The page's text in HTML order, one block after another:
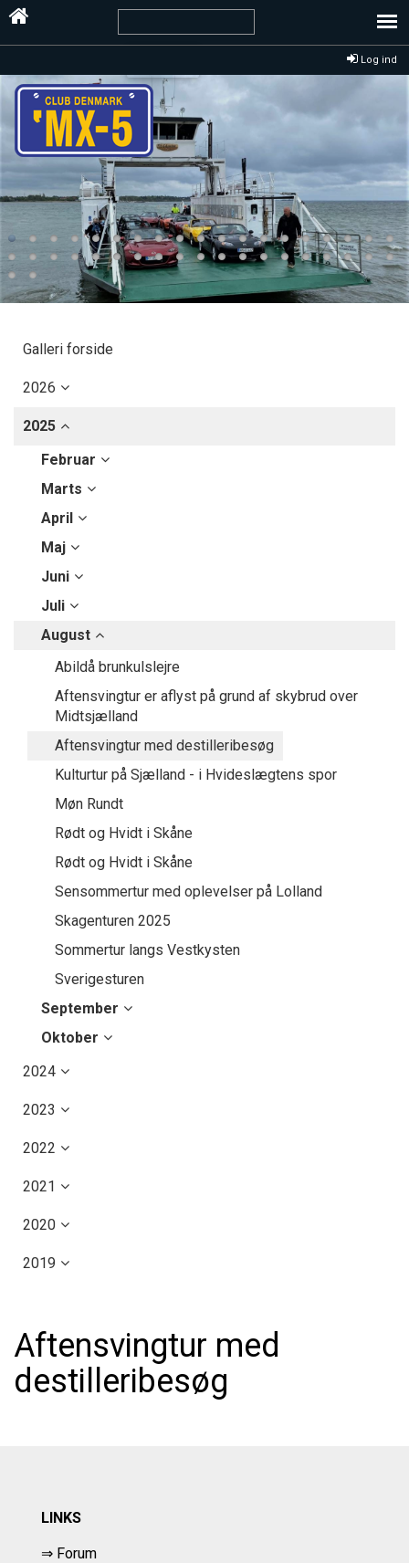
Log ind
Galleri forside
2026
2025
Februar
Marts
April
Maj
Juni
Juli
August
Abildå brunkulslejre
Aftensvingtur er aflyst på grund af skybrud over
Midtsjælland
Aftensvingtur med destilleribesøg
Kulturtur på Sjælland - i Hvideslægtens spor
Møn Rundt
Rødt og Hvidt i Skåne
Rødt og Hvidt i Skåne
Sensommertur med oplevelser på Lolland
Skagenturen 2025
Sommertur langs Vestkysten
Sverigesturen
September
Oktober
2024
2023
2022
2021
2020
2019
Aftensvingtur med
destilleribesøg
LINKS
⇒ Forum